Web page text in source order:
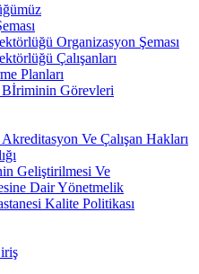
Organizasyon Şeması
Çalışanları
Planları
Görevleri
Ve Çalışan Hakları
Geliştirilmesi Ve
Dair Yönetmelik
Kalite Politikası